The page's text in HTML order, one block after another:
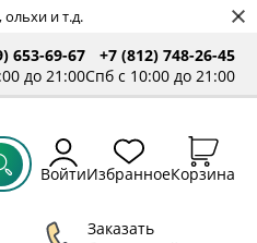
и т.д.
653-69-67
до 21:00
+7 (812) 748-26-45
Спб с 10:00 до 21:00
ВойтиИзбранноеКорзина
Заказать